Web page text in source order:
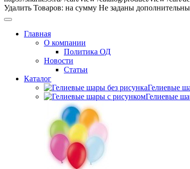
Удалить Товаров: на сумму Не заданы
Главная
О компании
Политика ОД
Новости
Статьи
Каталог
Гелиевые
Гелиевые